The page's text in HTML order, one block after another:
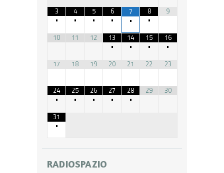
3
•
4
•
5
•
6
•
7
•
8
•
9
10 11 12
13
•
14
•
15
•
16
•
17
18 19 20 21 22 23
24
•
25
•
26
•
27
•
28
•
29 30
31
•
RADIOSPAZIO